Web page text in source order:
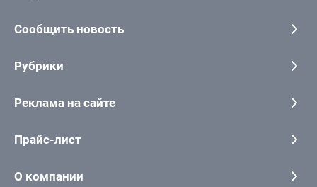
Сообщить новость
Рубрики
Реклама на сайте
Прайс-лист
О компании